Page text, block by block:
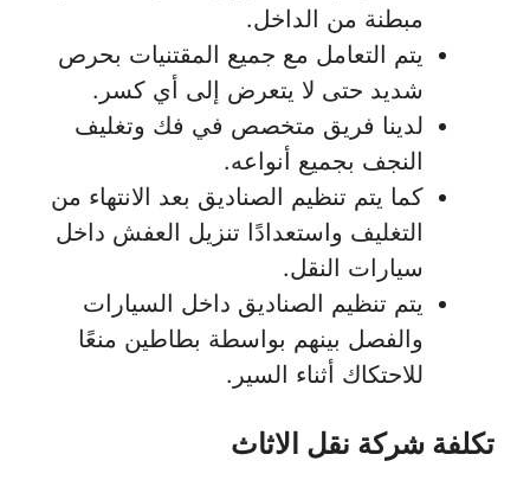
مبطنة من الداخل.
يتم التعامل مع جميع المقتنيات بحرص
شديد حتى لا يتعرض إلى أي كسر.
لدينا فريق متخصص في فك وتغليف
النجف بجميع أنواعه.
كما يتم تنظيم الصناديق بعد الانتهاء من
التغليف واستعدادًا تنزيل العفش داخل
سيارات النقل.
يتم تنظيم الصناديق داخل السيارات
والفصل بينهم بواسطة بطاطين منعًا
للاحتكاك أثناء السير.
تكلفة شركة نقل الاثاث